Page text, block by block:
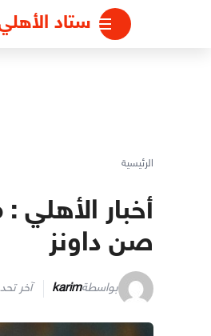
ستاد
الرئيسية
أخبار
صن داونز
بواسطةkarim آخر